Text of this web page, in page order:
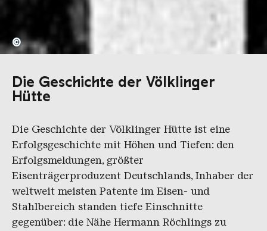
©
Die Geschichte der Völklinger
Hütte
Die Geschichte der Völklinger Hütte ist eine
Erfolgsgeschichte mit Höhen und Tiefen: den
Erfolgsmeldungen, größter
Eisenträgerproduzent Deutschlands, Inhaber der
weltweit meisten Patente im Eisen- und
Stahlbereich standen tiefe Einschnitte
gegenüber: die Nähe Hermann Röchlings zu